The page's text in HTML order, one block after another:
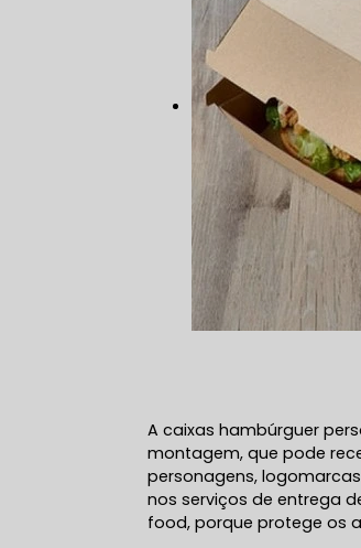
A caixas hambúrguer
montagem, que pode
personagens,
nos serviços de entrega
food, porque protege os